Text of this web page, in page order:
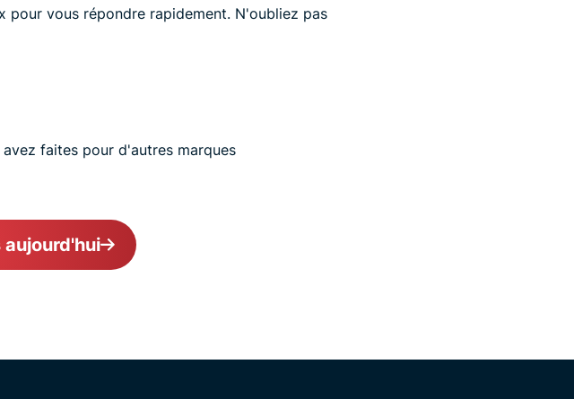
pour vous répondre rapidement. N'oubliez pas
faites pour d'autres marques
aujourd'hui